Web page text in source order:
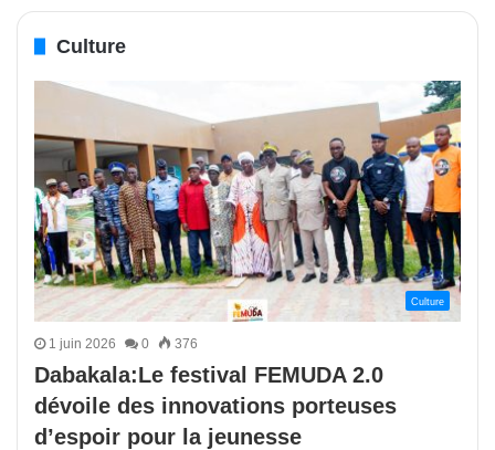
Culture
Culture
1 juin 2026 0 376
Dabakala:Le festival FEMUDA 2.0
dévoile des innovations porteuses
d’espoir pour la jeunesse